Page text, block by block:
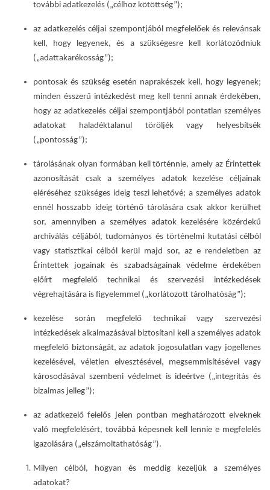
további adatkezelés („célhoz kötöttség”);
az adatkezelés céljai szempontjából megfelelőek és relevánsak
kell, hogy legyenek, és a szükségesre kell korlátozódniuk
(„adattakarékosság”);
pontosak és szükség esetén naprakészek kell, hogy legyenek;
minden ésszerű intézkedést meg kell tenni annak érdekében,
hogy az adatkezelés céljai szempontjából pontatlan személyes
adatokat haladéktalanul töröljék vagy helyesbítsék
(„pontosság”);
tárolásának olyan formában kell történnie, amely az Érintettek
azonosítását csak a személyes adatok kezelése céljainak
eléréséhez szükséges ideig teszi lehetővé; a személyes adatok
ennél hosszabb ideig történő tárolására csak akkor kerülhet
sor, amennyiben a személyes adatok kezelésére közérdekű
archiválás céljából, tudományos és történelmi kutatási célból
vagy statisztikai célból kerül majd sor, az e rendeletben az
Érintettek jogainak és szabadságainak védelme érdekében
előírt megfelelő technikai és szervezési intézkedések
végrehajtására is figyelemmel („korlátozott tárolhatóság”);
kezelése során megfelelő technikai vagy szervezési
intézkedések alkalmazásával biztosítani kell a személyes adatok
megfelelő biztonságát, az adatok jogosulatlan vagy jogellenes
kezelésével, véletlen elvesztésével, megsemmisítésével vagy
károsodásával szembeni védelmet is ideértve („integritás és
bizalmas jelleg”);
az adatkezelő felelős jelen pontban meghatározott elveknek
való megfelelésért, továbbá képesnek kell lennie e megfelelés
igazolására („elszámoltathatóság”).
Milyen célból, hogyan és meddig kezeljük a személyes
adatokat?